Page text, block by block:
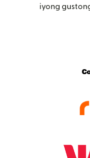
iyong